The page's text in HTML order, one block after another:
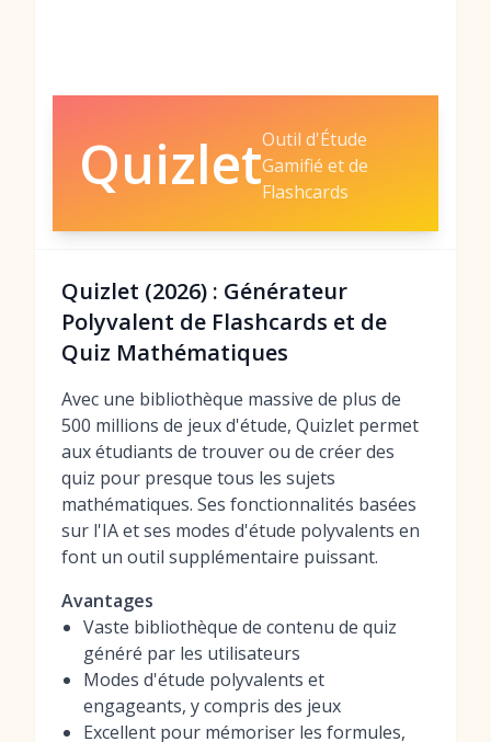
QuizletOutil d'Étude
Gamifié et de
Flashcards
Quizlet (2026) : Générateur
Polyvalent de Flashcards et de
Quiz Mathématiques
Avec une bibliothèque massive de plus de
500 millions de jeux d'étude, Quizlet permet
aux étudiants de trouver ou de créer des
quiz pour presque tous les sujets
mathématiques. Ses fonctionnalités basées
sur l'IA et ses modes d'étude polyvalents en
font un outil supplémentaire puissant.
Avantages
Vaste bibliothèque de contenu de quiz
généré par les utilisateurs
Modes d'étude polyvalents et
engageants, y compris des jeux
Excellent pour mémoriser les formules,